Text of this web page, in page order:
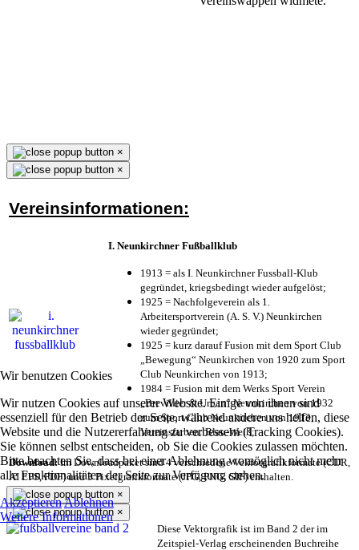
Wir benutzen Cookies
Wir nutzen Cookies auf unserer Website. Einige von ihnen sind
essenziell für den Betrieb der Seite, während andere uns helfen, diese
Website und die Nutzererfahrung zu verbessern (Tracking Cookies).
Sie können selbst entscheiden, ob Sie die Cookies zulassen möchten.
Bitte beachten Sie, dass bei einer Ablehnung womöglich nicht mehr
alle Funktionalitäten der Seite zur Verfügung stehen.
AkzeptierenAblehnen
Weitere Informationen
×
×
Vereinsinformationen:
I. Neunkirchner Fußballklub
1913 = als I. Neunkirchner Fussball-Klub
gegründet, kriegsbedingt wieder aufgelöst;
1925 = Nachfolgeverein als 1.
Arbeitersportverein (A. S. V.) Neunkirchen
wieder gegründet;
1925 = kurz darauf Fusion mit dem Sport Club
„Bewegung“ Neunkirchen von 1920 zum Sport
Club Neunkirchen von 1913;
1984 = Fusion mit dem Werks Sport Verein
„Brevillier & Urban“ Neunkirchen von 1932
zum Sport Club Neunkirchen von 1913;
Vereinsfarben: Blau-Weiß;
Download:Im Downloadpaket sind 4 verschiedene Vektorgrafikformate (CDR,
AI EPS, PDF) und 3 Pixelgrafikformate (JPG, PNG, GIF) enthalten.
×
×
Diese Vektorgrafik ist im Band 2 der im
Zeitspiel-Verlag erscheinenden Buchreihe